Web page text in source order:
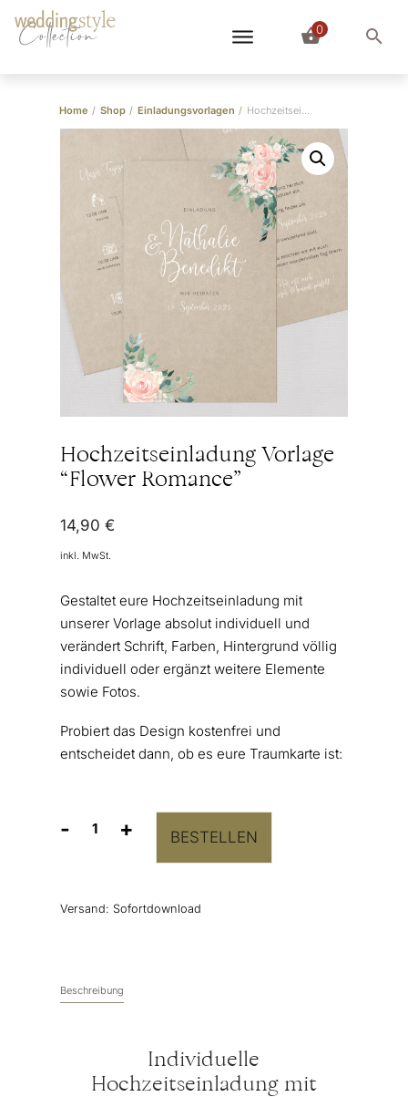
Collection 0
Home / Shop / Einladungsvorlagen / Hochzeitseinladung Vorlage “Flower Romance”
Hochzeitseinladung Vorlage
“Flower Romance”
14,90 €
inkl. MwSt.
Gestaltet eure Hochzeitseinladung mit
unserer Vorlage absolut individuell und
verändert Schrift, Farben, Hintergrund völlig
individuell oder ergänzt weitere Elemente
sowie Fotos.
Probiert das Design kostenfrei und
entscheidet dann, ob es eure Traumkarte ist:
-
Hochzeitseinladung
Menge
+ BESTELLEN
Versand: Sofortdownload
Beschreibung
Individuelle
Hochzeitseinladung mit